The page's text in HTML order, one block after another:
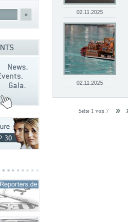
02.11.2025
02.11.2025
Seite 1 von 7
»